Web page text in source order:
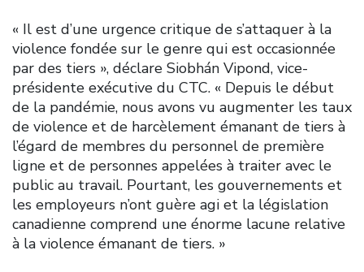
« Il est d’une urgence critique de s’attaquer à la
violence fondée sur le genre qui est occasionnée
par des tiers », déclare Siobhán Vipond, vice-
présidente exécutive du CTC. « Depuis le début
de la pandémie, nous avons vu augmenter les taux
de violence et de harcèlement émanant de tiers à
l’égard de membres du personnel de première
ligne et de personnes appelées à traiter avec le
public au travail. Pourtant, les gouvernements et
les employeurs n’ont guère agi et la législation
canadienne comprend une énorme lacune relative
à la violence émanant de tiers. »